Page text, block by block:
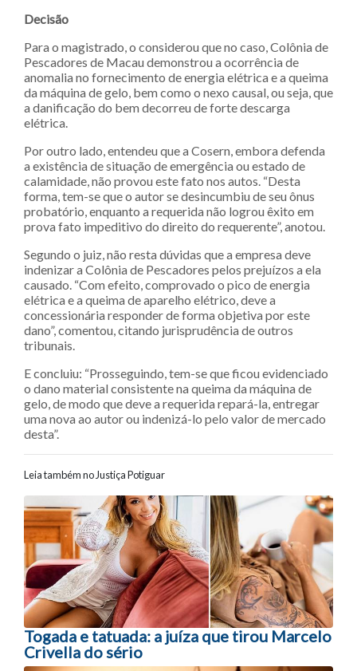
Decisão
Para o magistrado, o considerou que no caso, Colônia de
Pescadores de Macau demonstrou a ocorrência de
anomalia no fornecimento de energia elétrica e a queima
da máquina de gelo, bem como o nexo causal, ou seja, que
a danificação do bem decorreu de forte descarga
elétrica.
Por outro lado, entendeu que a Cosern, embora defenda
a existência de situação de emergência ou estado de
calamidade, não provou este fato nos autos. “Desta
forma, tem-se que o autor se desincumbiu de seu ônus
probatório, enquanto a requerida não logrou êxito em
prova fato impeditivo do direito do requerente”, anotou.
Segundo o juiz, não resta dúvidas que a empresa deve
indenizar a Colônia de Pescadores pelos prejuízos a ela
causado. “Com efeito, comprovado o pico de energia
elétrica e a queima de aparelho elétrico, deve a
concessionária responder de forma objetiva por este
dano”, comentou, citando jurisprudência de outros
tribunais.
E concluiu: “Prosseguindo, tem-se que ficou evidenciado
o dano material consistente na queima da máquina de
gelo, de modo que deve a requerida repará-la, entregar
uma nova ao autor ou indenizá-lo pelo valor de mercado
desta”.
Leia também no Justiça Potiguar
Navegação entre posts
Togada e tatuada: a juíza que tirou Marcelo
Crivella do sério